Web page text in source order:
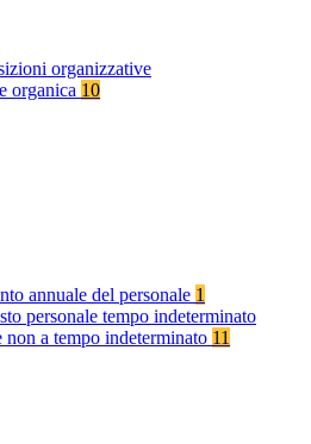
organizzative
organica 10
annuale del personale 1
personale tempo indeterminato
non a tempo indeterminato 11